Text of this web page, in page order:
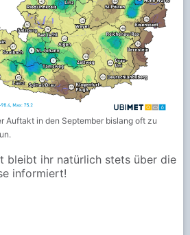
Auftakt in den September bislang oft zu
bleibt ihr natürlich stets über die
informiert!